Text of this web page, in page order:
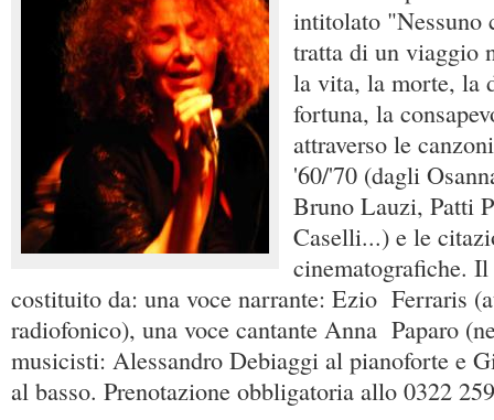
intitolato "Nessuno
tratta di un viaggio
la vita, la morte, la
fortuna, la
attraverso le
'60/'70 (dagli
Bruno Lauzi, Patti
Caselli...) e le
cinematografiche.
costituito da: una voce narrante: Ezio Ferraris
radiofonico), una voce cantante Anna Paparo
musicisti: Alessandro Debiaggi al pianoforte e
al basso. Prenotazione obbligatoria allo 0322